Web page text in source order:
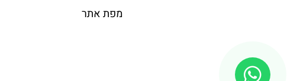
מפת אתר